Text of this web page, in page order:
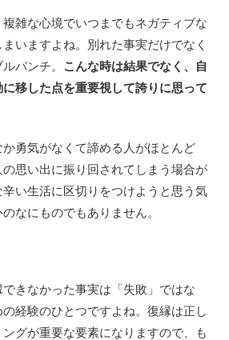
雑な心境でいつまでもネガティブな
いますよね。別れた事実だけでなく
パンチ。 こんな時は結果でなく、自
移した点を重要視して誇りに思って
勇気がなくて諦める人がほとんど
思い出に振り回されてしまう場合が
い生活に区切りをつけようと思う気
なにものでもありません。
きなかった事実は「失敗」ではな
経験のひとつですよね。復縁は正し
グが重要な要素になりますので、も